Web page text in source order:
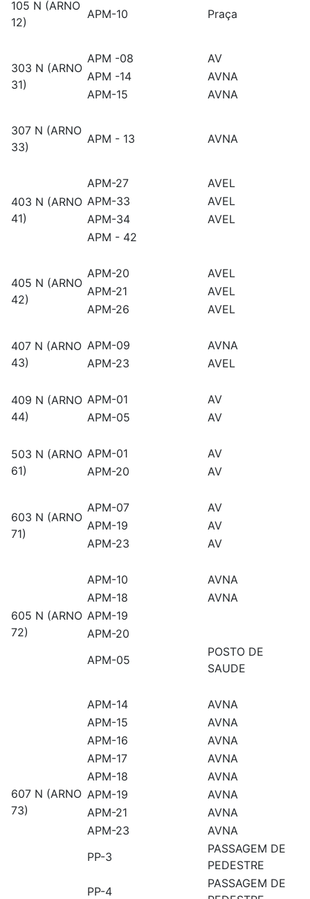
105 N (ARNO
12)
APM-10 Praça
303 N (ARNO
31)
APM -08
AV
APM -14
AVNA
APM-15
AVNA
307 N (ARNO
33)
APM - 13 AVNA
403 N (ARNO
41)
APM-27
AVEL
APM-33
AVEL
APM-34
AVEL
APM - 42
405 N (ARNO
42)
APM-20
AVEL
APM-21
AVEL
APM-26
AVEL
407 N (ARNO
43)
APM-09
AVNA
APM-23
AVEL
409 N (ARNO
44)
APM-01
AV
APM-05
AV
503 N (ARNO
61)
APM-01
AV
APM-20
AV
603 N (ARNO
71)
APM-07
AV
APM-19
AV
APM-23
AV
605 N (ARNO
72)
APM-10
AVNA
APM-18
AVNA
APM-19
APM-20
APM-05
POSTO DE
SAUDE
607 N (ARNO
73)
APM-14
AVNA
APM-15
AVNA
APM-16
AVNA
APM-17
AVNA
APM-18
AVNA
APM-19
AVNA
APM-21
AVNA
APM-23
AVNA
PP-3
PASSAGEM DE
PEDESTRE
PP-4
PASSAGEM DE